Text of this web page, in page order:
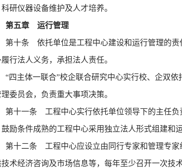
研仪器设备维护及人才培养。
第五章 运行管理
第十条 依托单位是工程中心建设和运行管理的责
行法人义务，承担法人责任。
“四主体一联合”校企联合研究中心实行校、企双
委员会，负责重大事项决策。
第十一条 工程中心实行依托单位领导下的主任负
鼓励条件成熟的工程中心采用独立法人形式组建和运
第十二条 工程中心应设立由同行专家和管理专家
术经济咨询及市场信息等，每年至少召开一次技